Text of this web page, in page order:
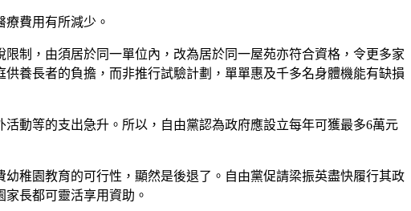
費用有所減少。
制，由須居於同一單位內，改為居於同一屋苑亦符合資格，令更多家
養長者的負擔，而非推行試驗計劃，單單惠及千多名身體機能有缺損
動等的支出急升。所以，自由黨認為政府應設立每年可獲最多6萬元
稚園教育的可行性，顯然是後退了。自由黨促請梁振英盡快履行其政
長都可靈活享用資助。